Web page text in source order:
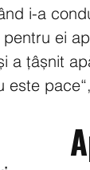
i-a
ei
a țâșnit
este